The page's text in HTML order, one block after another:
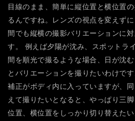
目線のまま、簡単に縦位置と横位置
るんですね。レンズの視点を変えず
間でも縦横の撮影バリエーションに
す。
例えば夕陽が沈み、スポットラ
間を順光で撮るような場合、日が沈
とバリエーションを撮りたいわけで
補正がボディ内に入っていますが、
えて撮りたいとなると、やっぱり三
位置、横位置をしっかり切り替えた